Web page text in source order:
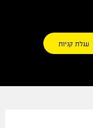
עגלת קניות